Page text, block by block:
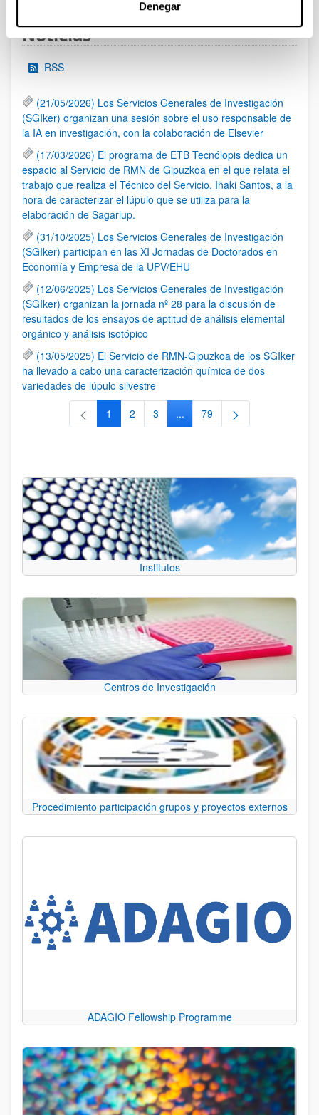
Denegar
Noticias
RSS
(21/05/2026) Los Servicios Generales de Investigación
(SGIker) organizan una sesión sobre el uso responsable de
la IA en investigación, con la colaboración de Elsevier
(17/03/2026) El programa de ETB Tecnólopis dedica un
espacio al Servicio de RMN de Gipuzkoa en el que relata el
trabajo que realiza el Técnico del Servicio, Iñaki Santos, a la
hora de caracterizar el lúpulo que se utiliza para la
elaboración de Sagarlup.
(31/10/2025) Los Servicios Generales de Investigación
(SGIker) participan en las XI Jornadas de Doctorados en
Economía y Empresa de la UPV/EHU
(12/06/2025) Los Servicios Generales de Investigación
(SGIker) organizan la jornada nº 28 para la discusión de
resultados de los ensayos de aptitud de análisis elemental
orgánico y análisis isotópico
(13/05/2025) El Servicio de RMN-Gipuzkoa de los SGIker
ha llevado a cabo una caracterización química de dos
variedades de lúpulo silvestre
Página
1 Página
2 Página
3 ...Páginas intermedias Use TAB
Página
79
Institutos
Centros de Investigación
Procedimiento participación grupos y proyectos externos
ADAGIO Fellowship Programme